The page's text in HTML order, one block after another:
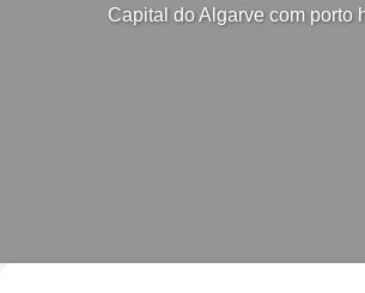
Capital do Algarve com porto